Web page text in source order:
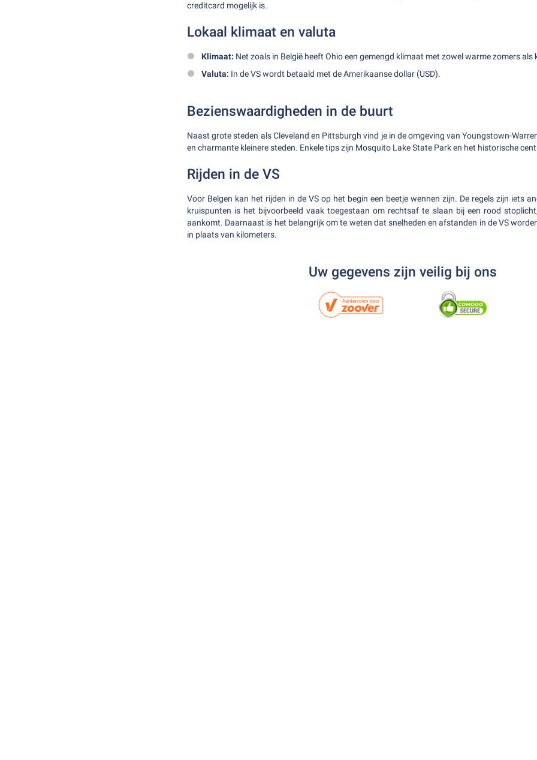
creditcard mogelijk is.
Lokaal klimaat en valuta
Klimaat: Net zoals in België heeft Ohio een gemengd klimaat met zowel warme zomers als
Valuta: In de VS wordt betaald met de Amerikaanse dollar (USD).
Bezienswaardigheden in de buurt
Naast grote steden als Cleveland en Pittsburgh vind je in de omgeving van Youngstown-
en charmante kleinere steden. Enkele tips zijn Mosquito Lake State Park en het historische
Rijden in de VS
Voor Belgen kan het rijden in de VS op het begin een beetje wennen zijn. De regels zijn iets
kruispunten is het bijvoorbeeld vaak toegestaan om rechtsaf te slaan bij een rood
aankomt. Daarnaast is het belangrijk om te weten dat snelheden en afstanden in de VS
in plaats van kilometers.
Uw gegevens zijn veilig bij ons